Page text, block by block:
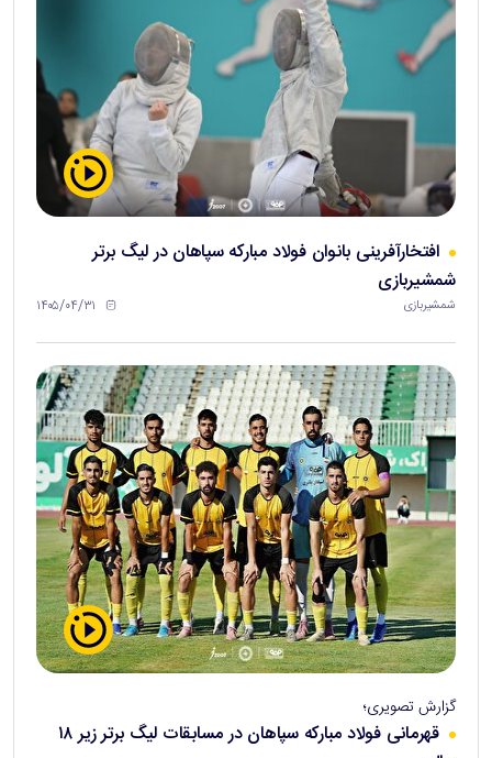
افتخارآفرینی بانوان فولاد مبارکه سپاهان در لیگ برتر
شمشیربازی
شمشیربازی ۱۴۰۵/۰۴/۳۱
گزارش تصویری؛
قهرمانی فولاد مبارکه سپاهان در مسابقات لیگ برتر زیر ۱۸